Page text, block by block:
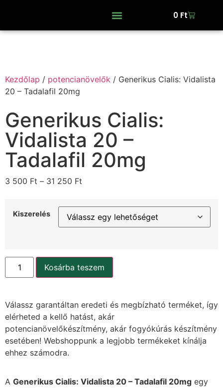
0 Ft
Kezdőlap / potencianövelők / Generikus Cialis: Vidalista
20 – Tadalafil 20mg
Generikus Cialis:
Vidalista 20 –
Tadalafil 20mg
3 500 Ft – 31 250 Ft
Kiszerelés
Kosárba teszem
Válassz garantáltan eredeti és megbízható terméket, így
elérheted a kellő hatást, akár
potencianövelőkészítmény, akár fogyókúrás készítmény
esetében! Webshoppunk a legjobb termékeket kínálja
ehhez számodra.
A Generikus Cialis: Vidalista 20 – Tadalafil 20mg egy